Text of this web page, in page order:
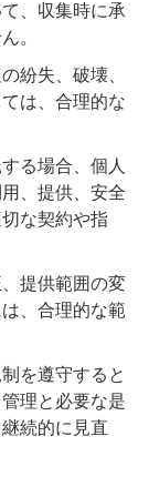
、収集時に承
。
紛失、破壊、
は、合理的な
る場合、個人
、提供、安全
な契約や指
提供範囲の変
、合理的な範
を遵守すると
理と必要な是
続的に見直